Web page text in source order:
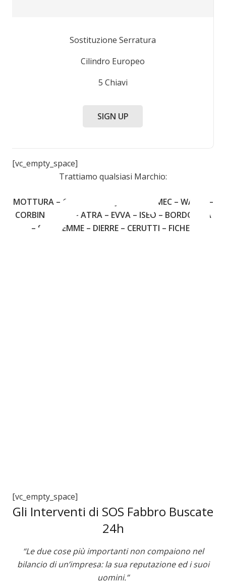
Sostituzione Serratura
Cilindro Europeo
5 Chiavi
SIGN UP
[vc_empty_space]
Trattiamo qualsiasi Marchio:
MOTTURA – CISA – FIAM – JUWEL – OMEC – WALLY –
CORBIN – YALE – ATRA – EVVA – ISEO – BORDOGNA
– SECUREMME – DIERRE – CERUTTI – FICHET
[vc_empty_space]
Gli Interventi di SOS Fabbro Buscate
24h
“Le due cose più importanti non compaiono nel
bilancio di un’impresa: la sua reputazione ed i suoi
uomini.”